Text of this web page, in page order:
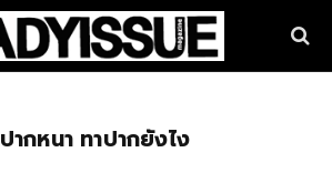
ปากหนา ทาปากยังไง